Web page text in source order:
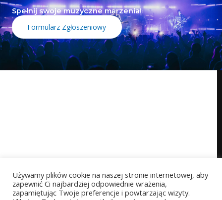
Spełnij swoje muzyczne marzenia!
Formularz Zgłoszeniowy
Używamy plików cookie na naszej stronie internetowej, aby
zapewnić Ci najbardziej odpowiednie wrażenia,
zapamiętując Twoje preferencje i powtarzając wizyty.